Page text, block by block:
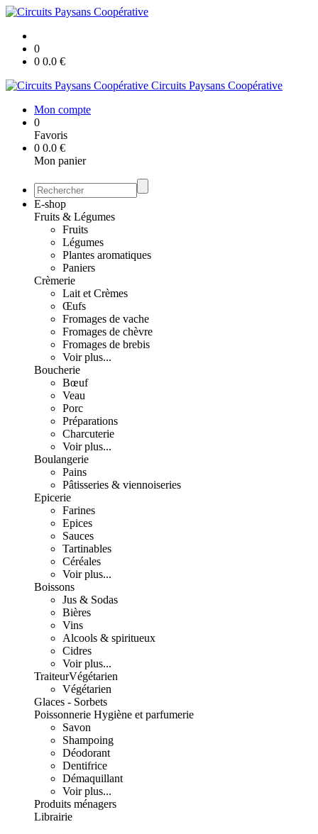
0
0 0.0 €
Circuits Paysans Coopérative
Mon compte
0
Favoris
0 0.0 €
Mon panier
E-shop
Fruits & Légumes
Fruits
Légumes
Plantes aromatiques
Paniers
Crèmerie
Lait et Crèmes
Œufs
Fromages de vache
Fromages de chèvre
Fromages de brebis
Voir plus...
Boucherie
Bœuf
Veau
Porc
Préparations
Charcuterie
Voir plus...
Boulangerie
Pains
Pâtisseries & viennoiseries
Epicerie
Farines
Epices
Sauces
Tartinables
Céréales
Voir plus...
Boissons
Jus & Sodas
Bières
Vins
Alcools & spiritueux
Cidres
Voir plus...
TraiteurVégétarien
Végétarien
Glaces - Sorbets
Poissonnerie Hygiène et parfumerie
Savon
Shampoing
Déodorant
Dentifrice
Démaquillant
Voir plus...
Produits ménagers
Librairie